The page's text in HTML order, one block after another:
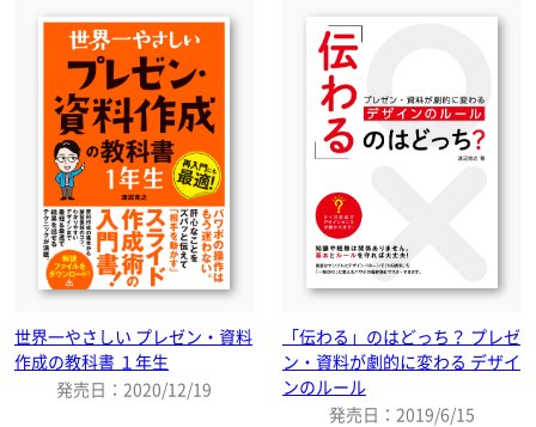
世界一やさしい プレゼン・資料
作成の教科書 １年生
発売日：2020/12/19
「伝わる」のはどっち？ プレゼ
ン・資料が劇的に変わる デザイ
ンのルール
発売日：2019/6/15